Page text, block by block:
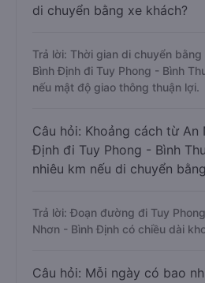
di chuyển bằng xe khách?
Trả lời: Thời gian di chuyển
Bình Định đi Tuy Phong - Bình
nếu mật độ giao thông thuận lợi.
Câu hỏi: Khoảng cách từ An
Định đi Tuy Phong - Bình
nhiêu km nếu di chuyển
Trả lời: Đoạn đường đi Tuy
Nhơn - Bình Định có chiều dài
Câu hỏi: Mỗi ngày có bao